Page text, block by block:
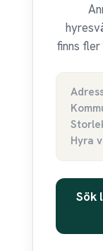
finns
Hyra
Sök